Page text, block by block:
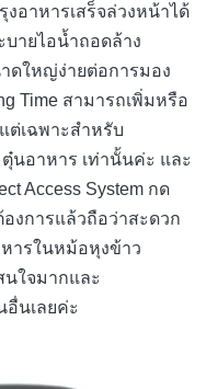
งอาหารเสร็จล่วงหน้าได้
บายไอน้ำถอดล้าง
ดใหญ่ง่ายต่อการมอง
Time สามารถเพิ่มหรือ
ต่เฉพาะสำหรับ
นอาหาร เท่านั้นค่ะ และ
Access System กด
องการแล้วถือว่าสะดวก
ารในหม้อหุงข้าว
นใจมากและ
นเลยค่ะ